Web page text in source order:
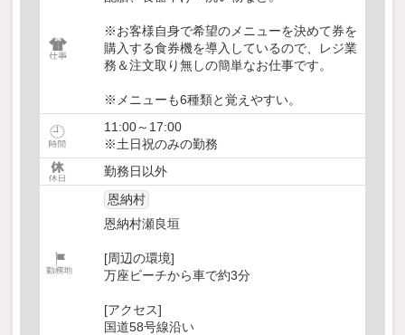
※お客様自身で希望のメニューを決めて券を
購入する食券機を導入しているので、レジ業
務＆注文取り無しの簡単なお仕事です。
※メニューも6種類と覚えやすい。
11:00～17:00
※土日祝のみの勤務
勤務日以外
恩納村
恩納村瀬良垣
[周辺の環境]
万座ビーチから車で約3分
[アクセス]
国道58号線沿い